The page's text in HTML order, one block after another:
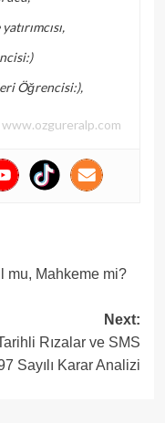
Öğrencisi:),
www.ozgureralp.com
mu, Mahkeme mi?
Next:
Rızalar ve SMS
Sayılı Karar Analizi